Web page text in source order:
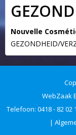
Nouvelle
GEZONDHEID/
WebZaak
Telefoon: 0418 - 82 02
|